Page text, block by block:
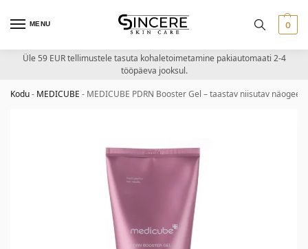
MENU 0
Üle 59 EUR tellimustele tasuta kohaletoimetamine pakiautomaati 2-4
tööpäeva jooksul.
Kodu- MEDICUBE - MEDICUBE PDRN Booster Gel – taastav niisutav näogeel